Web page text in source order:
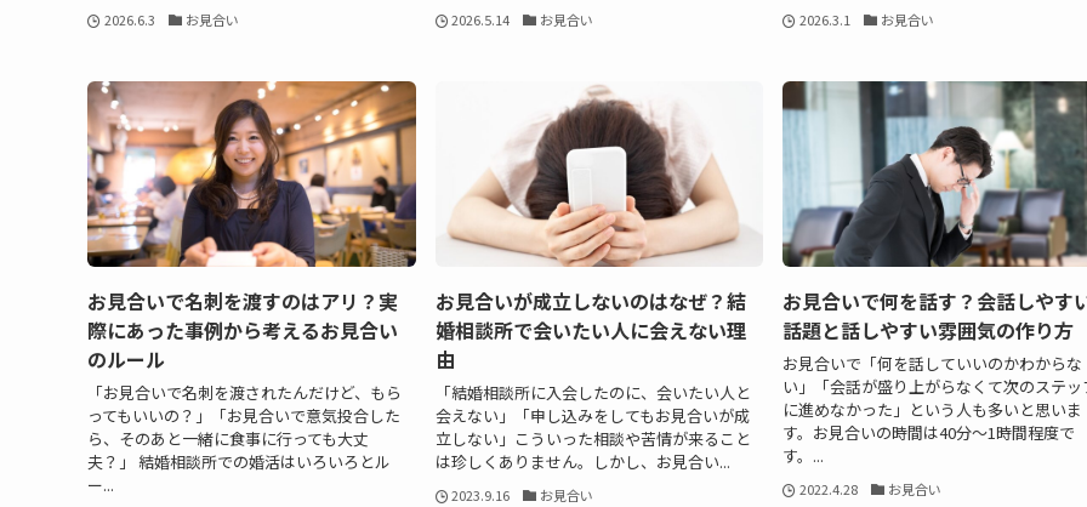
2026.6.3 お見合い 2026.5.14 お見合い 2026.3.1 お見合い
お見合いで名刺を渡すのはアリ？実
際にあった事例から考えるお見合い
のルール
「お見合いで名刺を渡されたんだけど、もら
ってもいいの？」「お見合いで意気投合した
ら、そのあと一緒に食事に行っても大丈
夫？」 結婚相談所での婚活はいろいろとル
ー...
お見合いが成立しないのはなぜ？結
婚相談所で会いたい人に会えない理
由
「結婚相談所に入会したのに、会いたい人と
会えない」「申し込みをしてもお見合いが成
立しない」こういった相談や苦情が来ること
は珍しくありません。しかし、お見合い...
2023.9.16 お見合い
お見合いで何を話す？会話しやす
話題と話しやすい雰囲気の作り方
お見合いで「何を話していいのかわからな
い」「会話が盛り上がらなくて次のステッ
に進めなかった」という人も多いと思いま
す。お見合いの時間は40分～1時間程度で
す。...
2022.4.28 お見合い